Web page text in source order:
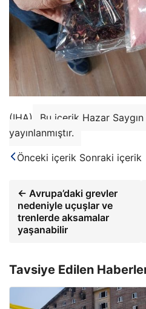
(IHA)
Bu içerik Hazar
yayınlanmıştır.
Önceki içerik Sonraki içerik
← Avrupa’daki grevler
nedeniyle uçuşlar ve
trenlerde aksamalar
yaşanabilir
Tavsiye Edilen